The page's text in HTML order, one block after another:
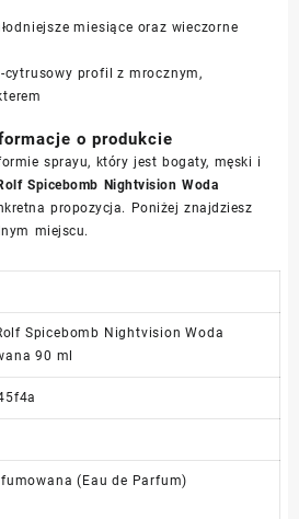
miesiące oraz wieczorne
cytrusowy profil z mrocznym,
o produkcie
sprayu, który jest bogaty, męski i
Spicebomb Nightvision Woda
propozycja. Poniżej znajdziesz
miejscu.
Spicebomb Nightvision Woda
90 ml
(Eau de Parfum)